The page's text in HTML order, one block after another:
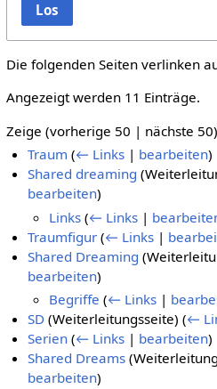
Los
Die folgenden Seiten verlinken
Angezeigt werden 11 Einträge.
Zeige (vorherige 50 | nächste 50
Traum (← Links | bearbeiten)
Shared dreaming
bearbeiten)
Links (← Links |
Traumfigur (← Links |
Shared Dreaming
bearbeiten)
Begriffe (← Links |
SD (Weiterleitungsseite)(←
Serien (← Links | bearbeiten)
Shared Dreams
bearbeiten)